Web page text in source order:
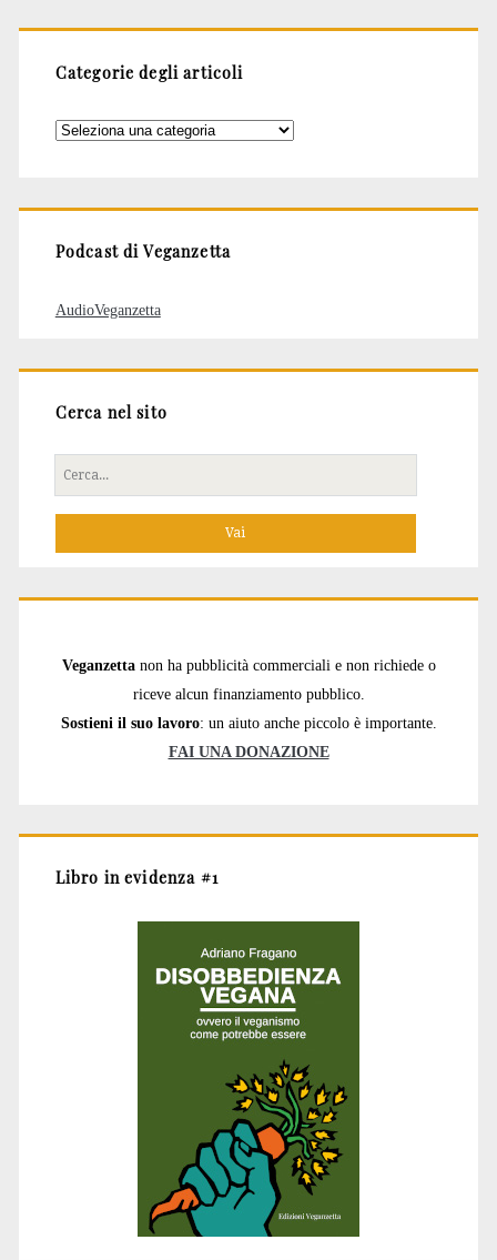
Categorie degli articoli
Categorie
Podcast di Veganzetta
AudioVeganzetta
Cerca nel sito
Cerca
per:
Veganzetta non ha pubblicità commerciali e non richiede o
riceve alcun finanziamento pubblico.
Sostieni il suo lavoro: un aiuto anche piccolo è importante.
FAI UNA DONAZIONE
Libro in evidenza #1